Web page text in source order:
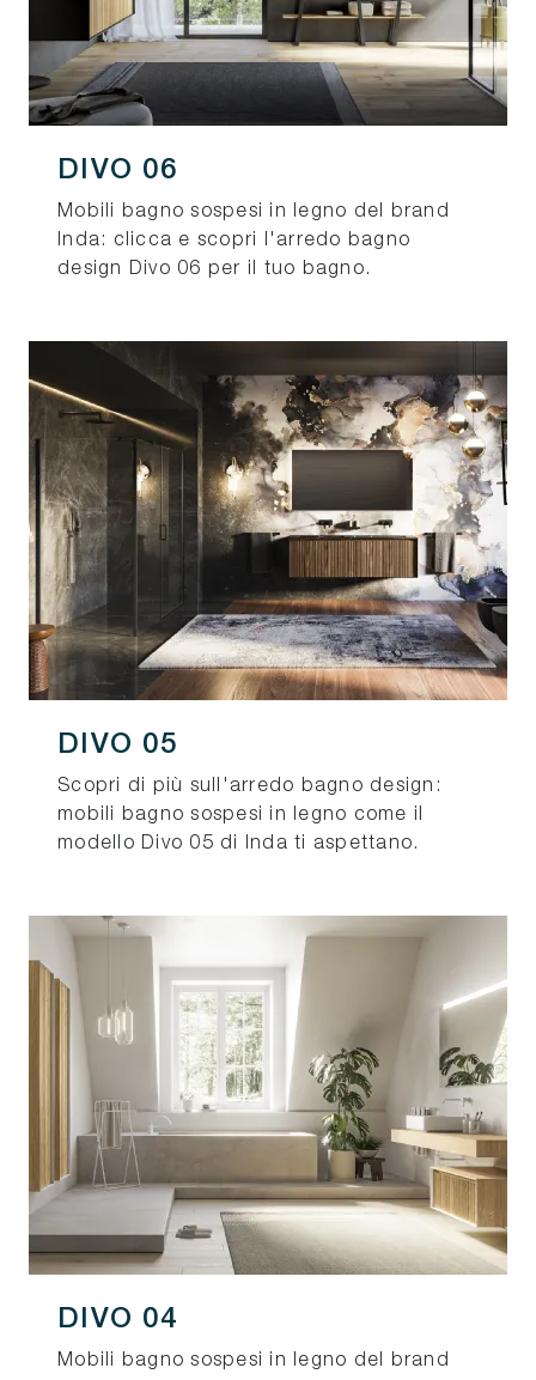
DIVO 06
Mobili bagno sospesi in legno del brand
Inda: clicca e scopri l'arredo bagno
design Divo 06 per il tuo bagno.
DIVO 05
Scopri di più sull'arredo bagno design:
mobili bagno sospesi in legno come il
modello Divo 05 di Inda ti aspettano.
DIVO 04
Mobili bagno sospesi in legno del brand